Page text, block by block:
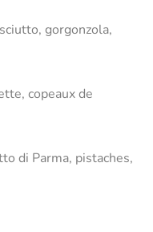
gorgonzola,
copeaux de
di Parma, pistaches,